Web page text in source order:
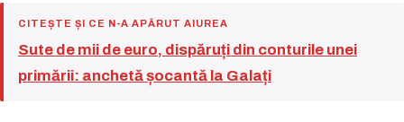
CITEȘTE ȘI CE N-A APĂRUT AIUREA
Sute de mii de euro, dispăruți din conturile unei
primării: anchetă șocantă la Galați